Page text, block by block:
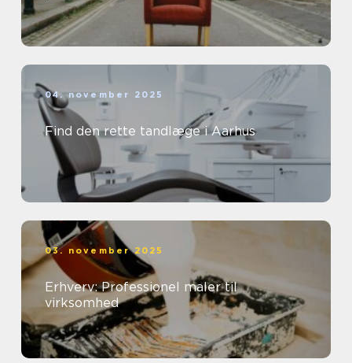
04. november 2025
Find den rette tandlæge i Aarhus
03. november 2025
Erhverv: Professionel maler til
virksomhed